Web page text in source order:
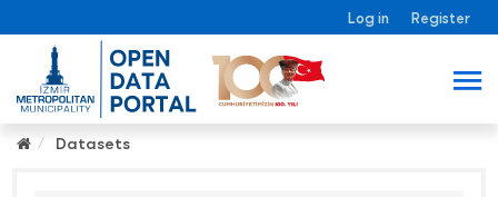
Log in Register
Datasets